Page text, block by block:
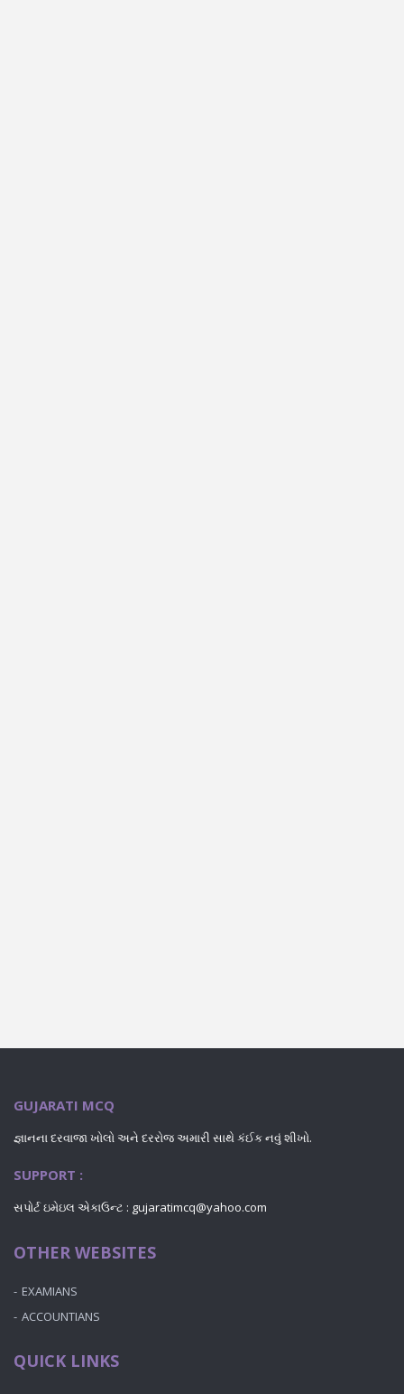
GUJARATI MCQ
જ્ઞાનના દરવાજા ખોલો અને દરરોજ અમારી સાથે કંઈક નવું શીખો.
SUPPORT :
સપોર્ટ ઇમેઇલ એકાઉન્ટ : gujaratimcq@yahoo.com
OTHER WEBSITES
EXAMIANS
ACCOUNTIANS
QUICK LINKS